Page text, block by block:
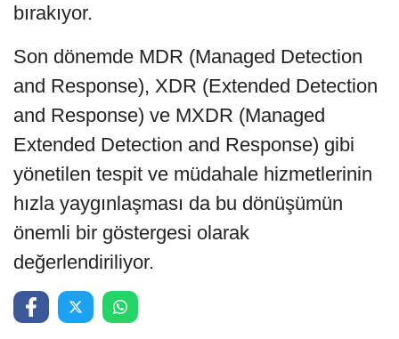
bırakıyor.
Son dönemde MDR (Managed Detection
and Response), XDR (Extended Detection
and Response) ve MXDR (Managed
Extended Detection and Response) gibi
yönetilen tespit ve müdahale hizmetlerinin
hızla yaygınlaşması da bu dönüşümün
önemli bir göstergesi olarak
değerlendiriliyor.